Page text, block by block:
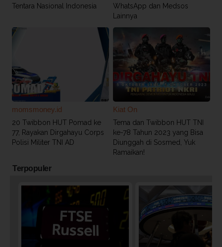
Tentara Nasional Indonesia
WhatsApp dan Medsos
Lainnya
momsmoney.id
20 Twibbon HUT Pomad ke
77, Rayakan Dirgahayu Corps
Polisi Militer TNI AD
Kiat On
Tema dan Twibbon HUT TNI
ke-78 Tahun 2023 yang Bisa
Diunggah di Sosmed, Yuk
Ramaikan!
Terpopuler